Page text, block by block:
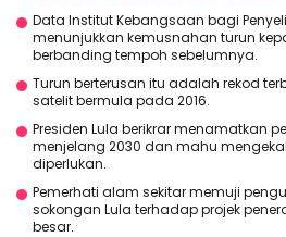
Data Institut Kebangsaan bagi
menunjukkan kemusnahan turun
berbanding tempoh sebelumnya.
Turun berterusan itu adalah rekod
satelit bermula pada 2016.
Presiden Lula berikrar menamatkan
menjelang 2030 dan mahu
diperlukan.
Pemerhati alam sekitar memuji
sokongan Lula terhadap projek
besar.